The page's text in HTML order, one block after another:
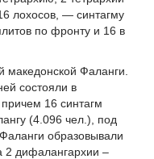
лохосов, — синтагму
по фронту и 16 в
македонской Фаланги.
состояли в
16 синтагм
(4.096 чел.), под
образовывали
дифалангархии –